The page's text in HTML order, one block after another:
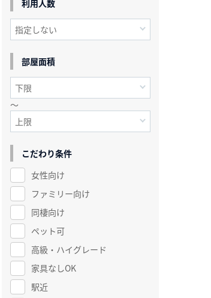
利用人数
部屋面積
～
こだわり条件
女性向け
ファミリー向け
同棲向け
ペット可
高級・ハイグレード
家具なしOK
駅近